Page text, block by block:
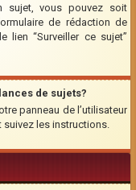
sujet, vous pouvez soit
de rédaction de
lien “Surveiller ce sujet”
de sujets?
panneau de l’utilisateur
suivez les instructions.